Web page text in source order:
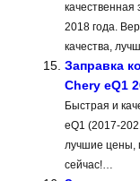
качественная
2018 года.
качества,
Заправка
Chery eQ1
Быстрая и
eQ1 (2017-
лучшие цены,
сейчас!…